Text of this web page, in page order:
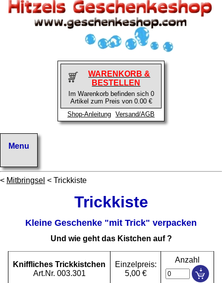
WARENKORB &
BESTELLEN
Im Warenkorb befinden sich 0
Artikel zum Preis von 0.00 €
Shop-Anleitung
Versand/AGB
< Mitbringsel < Trickkiste
Trickkiste
Kleine Geschenke "mit Trick" verpacken
Und wie geht das Kistchen auf ?
Kniffliches Trickkistchen
Art.Nr. 003.301
Einzelpreis:
5,00 €
Anzahl